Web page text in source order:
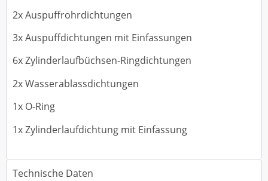
2x Auspuffrohrdichtungen
3x Auspuffdichtungen mit Einfassungen
6x Zylinderlaufbüchsen-Ringdichtungen
2x Wasserablassdichtungen
1x O-Ring
1x Zylinderlaufdichtung mit Einfassung
Technische Daten